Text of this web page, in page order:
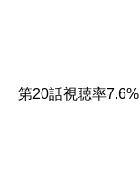
第20話視聴率7.6%